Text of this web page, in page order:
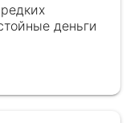
деньги